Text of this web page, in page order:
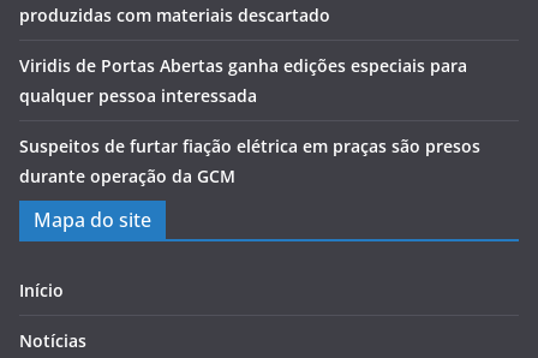
produzidas com materiais descartado
Viridis de Portas Abertas ganha edições especiais para
qualquer pessoa interessada
Suspeitos de furtar fiação elétrica em praças são presos
durante operação da GCM
Mapa do site
Início
Notícias